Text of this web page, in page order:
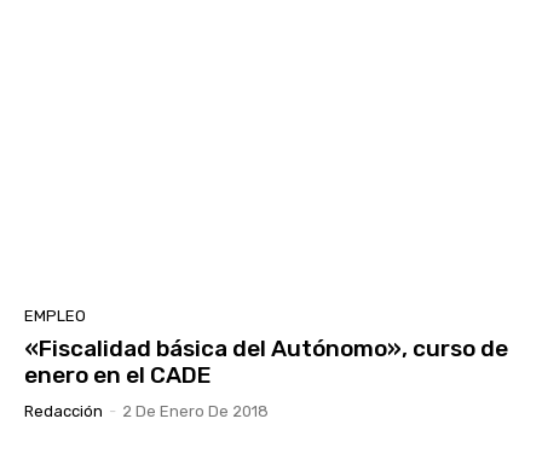
EMPLEO
«Fiscalidad básica del Autónomo», curso de
enero en el CADE
Redacción - 2 De Enero De 2018